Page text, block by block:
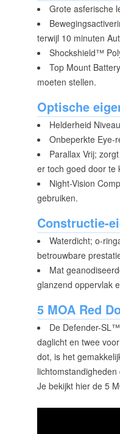
Grote asferische
terwijl 10 minuten
Shockshield™
Top Mount
moeten stellen.
Optische
Helderheid
Onbeperkte Eye-
Parallax Vrij;
er toch goed door te
Night-Vision
gebruiken.
Constructie-
Waterdicht; o-
betrouwbare
Mat
glanzend oppervlak
5 MOA Red
De Defender-
daglicht en twee
dot, is het
Je bekijkt hier de 5